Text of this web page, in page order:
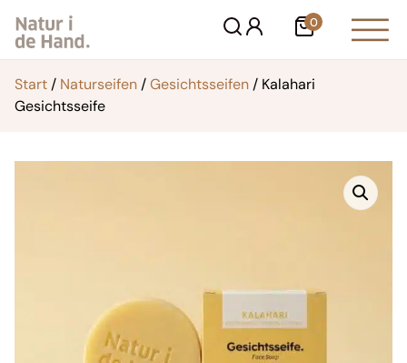
Inhalt
springen
0Warenkorb
Start / Naturseifen /Gesichtsseifen / Kalahari
Gesichtsseife